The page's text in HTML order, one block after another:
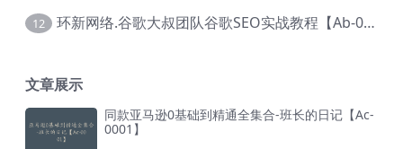
12 环新网络.谷歌大叔团队谷歌SEO实战教程【Ab-0024】
文章展示
同款亚马逊0基础到精通全集合-班长的日记【Ac-
0001】